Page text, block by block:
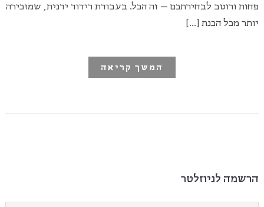
פחות ורוטב לבחירתכם – זה הכל. בעבודת רידוד ידנית, שמזכירה
יותר מכל הכנת […]
המשך קריאה
הרשמה לניוזלטר